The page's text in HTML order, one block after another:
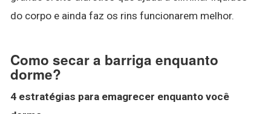
do corpo e ainda faz os rins funcionarem melhor.
Como secar a barriga enquanto
dorme?
4 estratégias para emagrecer enquanto você